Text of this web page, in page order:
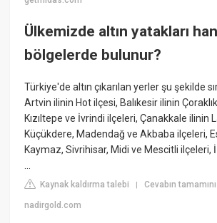
Ülkemizde altın yatakları
bölgelerde bulunur?
Türkiye'de altın çıkarılan yerler şu şekilde
Artvin ilinin Hot ilçesi, Balıkesir ilinin
Kızıltepe ve İvrindi ilçeleri, Çanakkale ilinin
Küçükdere, Madendağ ve Akbaba ilçeleri,
Kaymaz, Sivrihisar, Midi ve Mescitli ilçeleri,
...
Kaynak kaldırma talebi |Cevabın
nadirgold.com